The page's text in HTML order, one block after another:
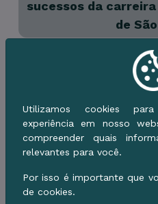
sucessos da
de
Mais
gravaram o projeto
considerado o maior
trabalho reúne
participações
de destaque vivido
A apresentação
Utilizamos cookies
experiência em nosso
compreender quais
relevantes para você.
Por isso é importante que
de cookies.